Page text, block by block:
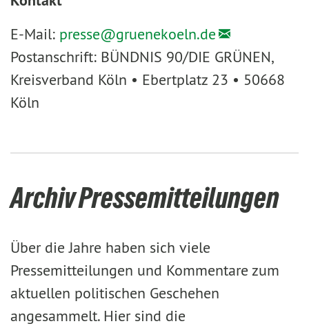
E-Mail: presse@gruenekoeln.de
Postanschrift: BÜNDNIS 90/DIE GRÜNEN,
Kreisverband Köln • Ebertplatz 23 • 50668
Köln
Archiv Pressemitteilungen
Über die Jahre haben sich viele
Pressemitteilungen und Kommentare zum
aktuellen politischen Geschehen
angesammelt. Hier sind die